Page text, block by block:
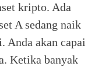
kripto. Ada
A sedang naik
Anda akan capai
Ketika banyak